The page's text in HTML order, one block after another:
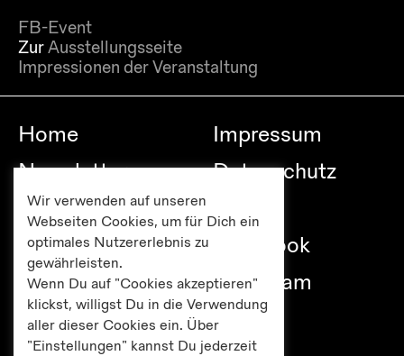
FB-Event
ZurAusstellungsseite
Impressionen der Veranstaltung
Home
Newsletter
Besuch
Publikationen
Editionen
Presse
Impressum
Datenschutz
Facebook
Instagram
Wir verwenden auf unseren
Webseiten Cookies, um für Dich ein
optimales Nutzererlebnis zu
gewährleisten.
Wenn Du auf "Cookies akzeptieren"
klickst, willigst Du in die Verwendung
aller dieser Cookies ein. Über
"Einstellungen" kannst Du jederzeit